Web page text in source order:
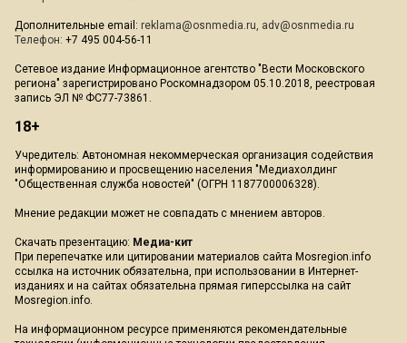
Дополнительные email: reklama@osnmedia.ru, adv@osnmedia.ru
Телефон: +7 495 004-56-11
Сетевое издание Информационное агентство "Вести Московского
региона" зарегистрировано Роскомнадзором 05.10.2018, реестровая
запись ЭЛ № ФС77-73861.
18+
Учредитель: Автономная некоммерческая организация содействия
информированию и просвещению населения "Медиахолдинг
"Общественная служба новостей" (ОГРН 1187700006328).
Мнение редакции может не совпадать с мнением авторов.
Скачать презентацию: Медиа-кит
При перепечатке или цитировании материалов сайта Mosregion.info
ссылка на источник обязательна, при использовании в Интернет-
изданиях и на сайтах обязательна прямая гиперссылка на сайт
Mosregion.info.
На информационном ресурсе применяются рекомендательные